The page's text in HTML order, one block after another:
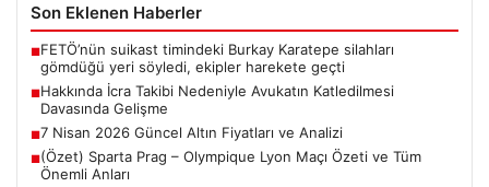
Son Eklenen Haberler
■FETÖ’nün suikast timindeki Burkay Karatepe silahları
gömdüğü yeri söyledi, ekipler harekete geçti
■Hakkında İcra Takibi Nedeniyle Avukatın Katledilmesi
Davasında Gelişme
■7 Nisan 2026 Güncel Altın Fiyatları ve Analizi
■(Özet) Sparta Prag – Olympique Lyon Maçı Özeti ve Tüm
Önemli Anları